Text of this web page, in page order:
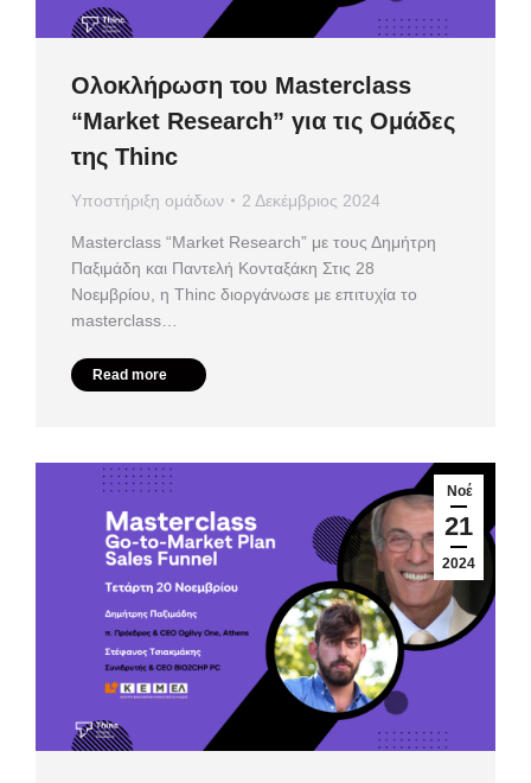
Ολοκλήρωση του Masterclass
“Market Research” για τις Ομάδες
της Thinc
Υποστήριξη ομάδων 2 Δεκέμβριος 2024
Masterclass “Market Research” με τους Δημήτρη
Παξιμάδη και Παντελή Κονταξάκη Στις 28
Νοεμβρίου, η Thinc διοργάνωσε με επιτυχία το
masterclass…
Read more
Νοέ
21
2024